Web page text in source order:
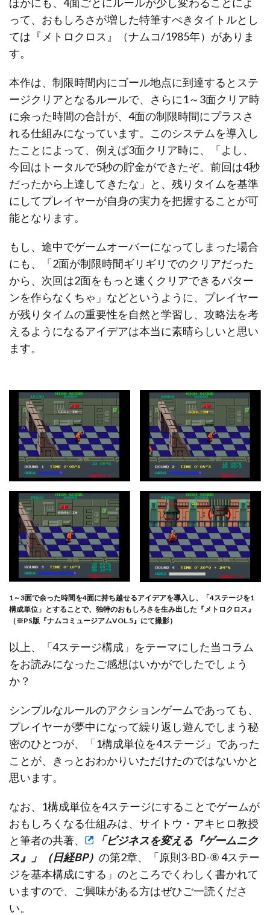
ほかにも、4面ごとにルールが少し変わることによ
って、おもしろさが増した特筆すべきタイトルとし
ては『メトロクロス』（ナムコ/1985年）がありま
す。
本作は、制限時間内にゴール地点に到達するとステ
ージクリアとなるルールで、さらに1～3面クリア時
に余った時間の合計が、4面の制限時間にプラスさ
れる仕組みになっています。このシステムを導入し
たことによって、例えば3面クリア時に、「よし、
今回はトータルで5秒の貯金ができたぞ。前回は4秒
だったから上達してきたな」と、残りタイムを基準
にしてプレイヤーが自身の実力を把握することが可
能となります。
もし、途中でゲームオーバーになってしまった場合
にも、「2面が制限時間ギリギリでのクリアだった
から、次回は2面をもっと速くクリアできるパター
ンを作らなくちゃ」などというように、プレイヤー
が残りタイムの重要性を自然と学習し、攻略法を考
えるようになるアイデアは本当に素晴らしいと思い
ます。
1～3面で余った時間を4面に持ち越せるアイデアを導入し、「4ステージを1
構成単位」とすることで、独特のおもしろさを生み出した『メトロクロス』
（※PS版『ナムコミュージアムVOL.5』にて撮影）
以上、「4ステージ構成」をテーマにした当コラム
をお読みになったご感想はいかがでしたでしょう
か？
シンプルなルールのアクションゲームであっても、
プレイヤーが夢中になって繰り返し遊んでしまう秘
密のひとつが、「1構成単位を4ステージ」であった
ことが、きっとおわかりいただけたのではないかと
思います。
なお、1構成単位を4ステージにすることでゲームが
おもしろくなる仕組みは、サイトウ・アキヒロ教授
と筆者の共著、
「ビジネスを変える『ゲームニク
ス』」（日経BP） の第2章、「原則3-BD-⑧ 4ステー
ジを基本構成にする」のところでくわしく書かれて
いますので、ご興味がある方はぜひご一読くださ
い。